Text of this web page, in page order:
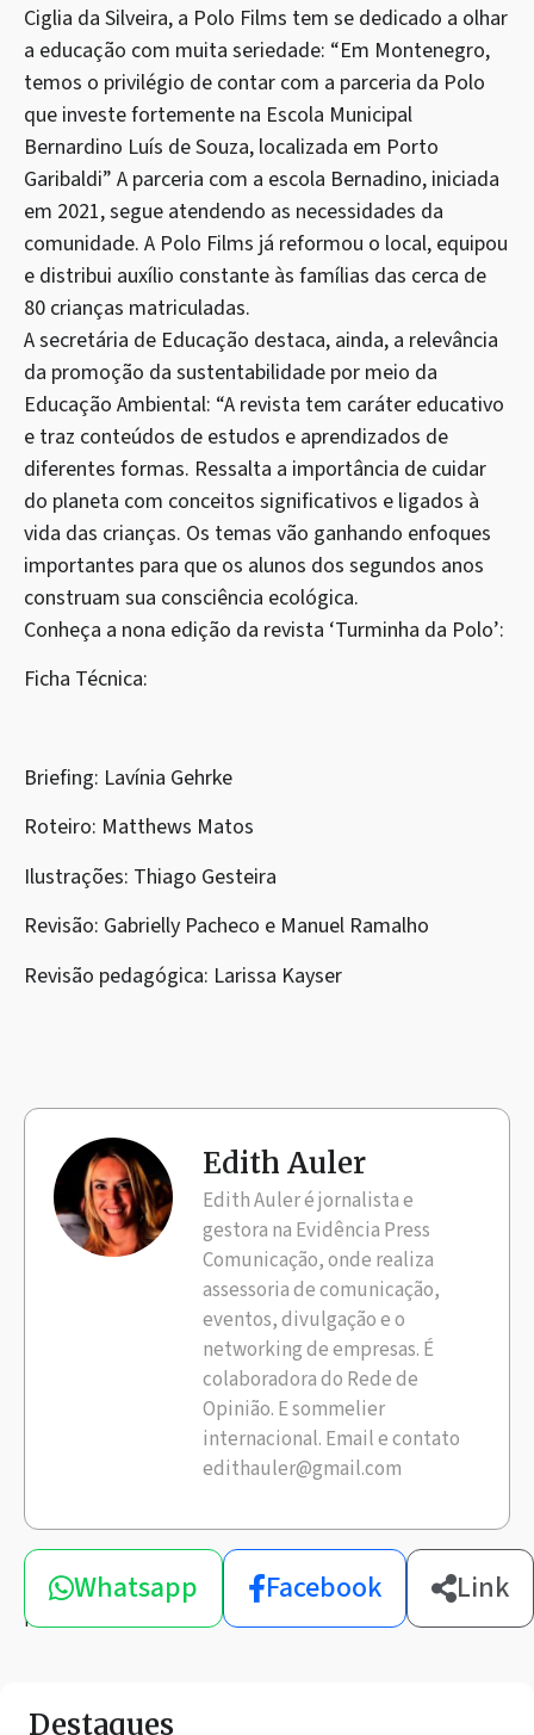
Ciglia da Silveira, a Polo Films tem se dedicado a olhar
a educação com muita seriedade: “Em Montenegro,
temos o privilégio de contar com a parceria da Polo
que investe fortemente na Escola Municipal
Bernardino Luís de Souza, localizada em Porto
Garibaldi” A parceria com a escola Bernadino, iniciada
em 2021, segue atendendo as necessidades da
comunidade. A Polo Films já reformou o local, equipou
e distribui auxílio constante às famílias das cerca de
80 crianças matriculadas.
A secretária de Educação destaca, ainda, a relevância
da promoção da sustentabilidade por meio da
Educação Ambiental: “A revista tem caráter educativo
e traz conteúdos de estudos e aprendizados de
diferentes formas. Ressalta a importância de cuidar
do planeta com conceitos significativos e ligados à
vida das crianças. Os temas vão ganhando enfoques
importantes para que os alunos dos segundos anos
construam sua consciência ecológica.
Conheça a nona edição da revista ‘Turminha da Polo’:
Ficha Técnica:
Briefing: Lavínia Gehrke
Roteiro: Matthews Matos
Ilustrações: Thiago Gesteira
Revisão: Gabrielly Pacheco e Manuel Ramalho
Revisão pedagógica: Larissa Kayser
Edith Auler
Edith Auler é jornalista e
gestora na Evidência Press
Comunicação, onde realiza
assessoria de comunicação,
eventos, divulgação e o
networking de empresas. É
colaboradora do Rede de
Opinião. E sommelier
internacional. Email e contato
edithauler@gmail.com
Compartilhe
esta
notícia
Whatsapp Facebook Link
Destaques